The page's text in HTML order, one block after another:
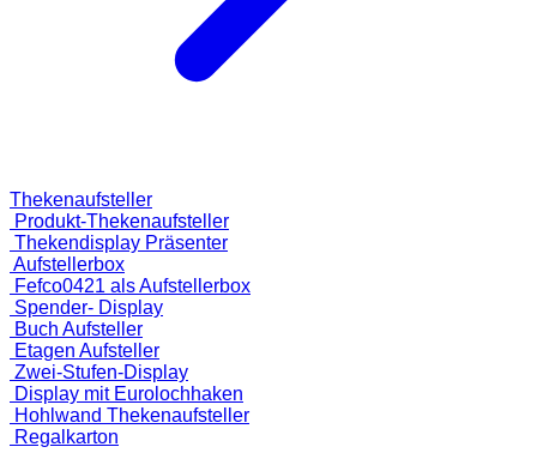
Thekenaufsteller
Produkt-Thekenaufsteller
Thekendisplay Präsenter
Aufstellerbox
Fefco0421 als Aufstellerbox
Spender- Display
Buch Aufsteller
Etagen Aufsteller
Zwei-Stufen-Display
Display mit Eurolochhaken
Hohlwand Thekenaufsteller
Regalkarton